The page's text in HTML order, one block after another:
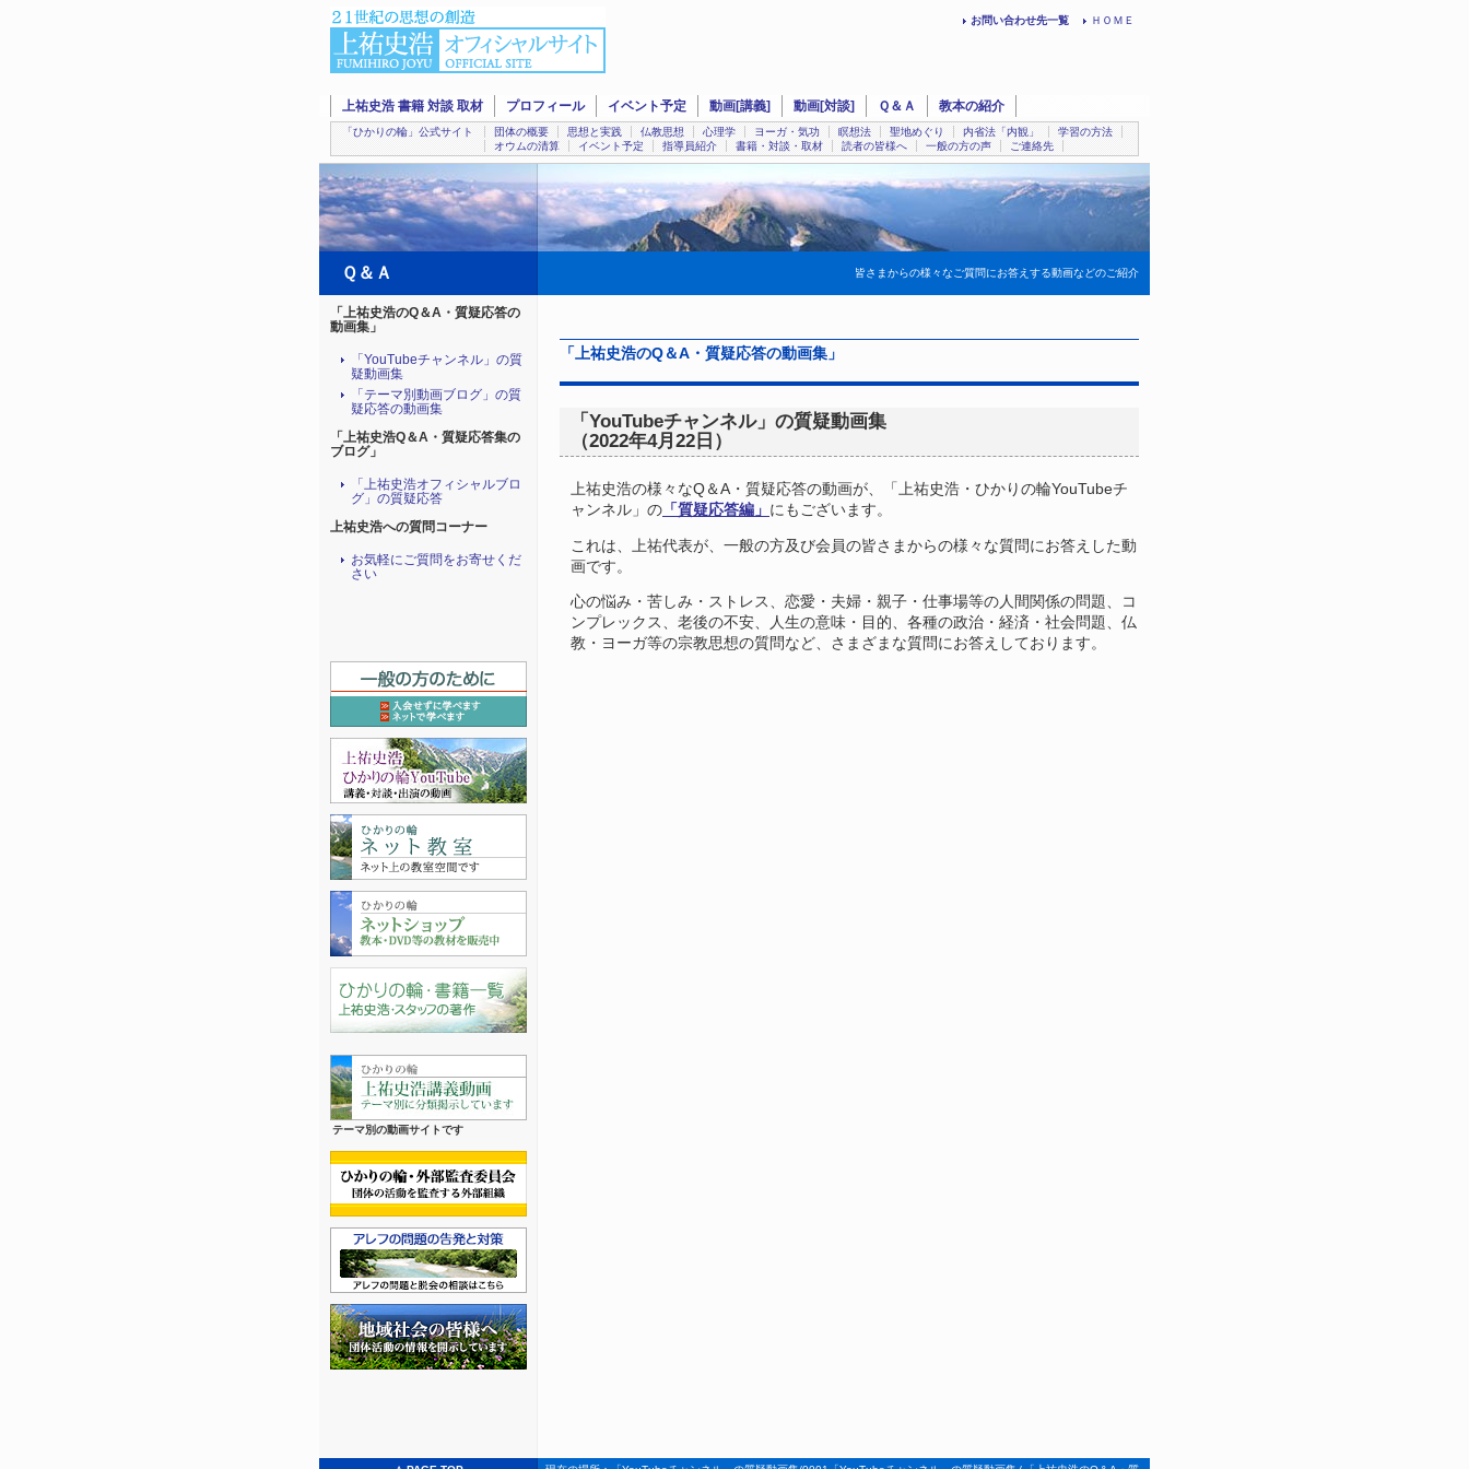
ＨＯＭＥ
お問い合わせ先一覧
上祐史浩 書籍 対談 取材 プロフィール イベント予定 動画[講義] 動画[対談] Ｑ＆Ａ 教本の紹介
「ひかりの輪」公式サイト 団体の概要 思想と実践 仏教思想 心理学 ヨーガ・気功 瞑想法 聖地めぐり 内省法「内観」
学習の方法
オウムの清算
イベント予定 指導員紹介 書籍・対談・取材 読者の皆様へ 一般の方の声 ご連絡先
Ｑ＆Ａ 皆さまからの様々なご質問にお答えする動画などのご紹介
「上祐史浩のQ＆A・質疑応答の動画集」
「YouTubeチャンネル」の質疑動画集
（2022年4月22日）
上祐史浩の様々なQ＆A・質疑応答の動画が、「上祐史浩・ひかりの輪YouTubeチ
ャンネル」の 「質疑応答編」 にもございます。
これは、上祐代表が、一般の方及び会員の皆さまからの様々な質問にお答えした動
画です。
心の悩み・苦しみ・ストレス、恋愛・夫婦・親子・仕事場等の人間関係の問題、コ
ンプレックス、老後の不安、人生の意味・目的、各種の政治・経済・社会問題、仏
教・ヨーガ等の宗教思想の質問など、さまざまな質問にお答えしております。
「上祐史浩のQ＆A・質疑応答の
動画集」
「YouTubeチャンネル」の質
疑動画集
「テーマ別動画ブログ」の質
疑応答の動画集
「上祐史浩Q＆A・質疑応答集の
ブログ」
「上祐史浩オフィシャルブロ
グ」の質疑応答
上祐史浩への質問コーナー
お気軽にご質問をお寄せくだ
さい
テーマ別の動画サイトです